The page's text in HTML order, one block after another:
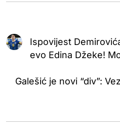
Ispovijest
evo Edina Džeke!
Galešić je novi “div”: